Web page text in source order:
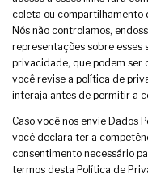
coleta ou compartilhamento
Nós não controlamos,
representações sobre esses
privacidade, que podem ser
você revise a política de
interaja antes de permitir a
Caso você nos envie Dados
você declara ter a
consentimento necessário
termos desta Política de